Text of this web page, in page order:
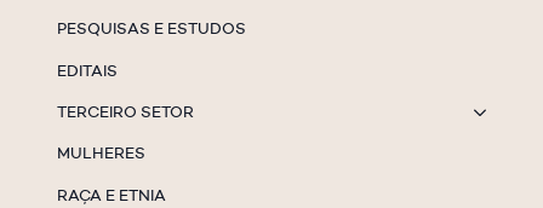
PESQUISAS E ESTUDOS
EDITAIS
TERCEIRO SETOR
MULHERES
RAÇA E ETNIA